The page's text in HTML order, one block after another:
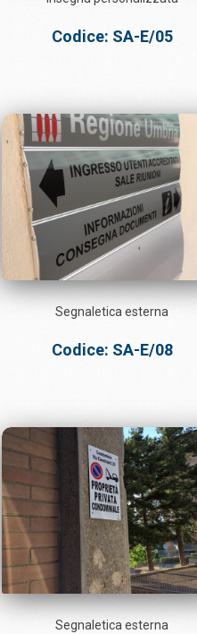
Codice: SA-E/05
Segnaletica esterna
Codice: SA-E/08
Segnaletica esterna